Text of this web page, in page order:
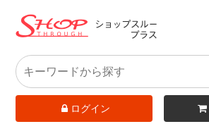
ログイン